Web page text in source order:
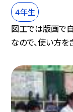
４年生
図工では版画で
なので、使い方を